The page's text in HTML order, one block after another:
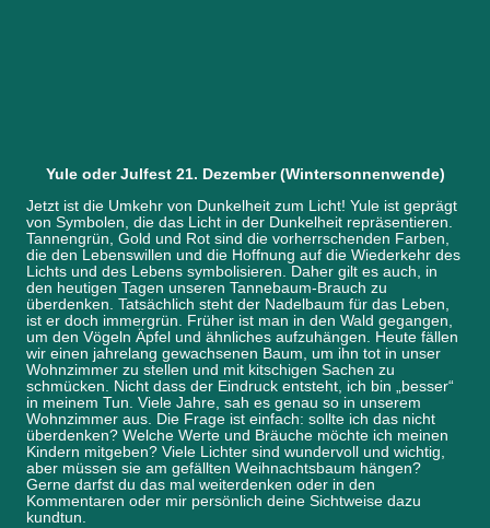
Yule oder Julfest 21. Dezember (Wintersonnenwende)
Jetzt ist die Umkehr von Dunkelheit zum Licht! Yule ist geprägt
von Symbolen, die das Licht in der Dunkelheit repräsentieren.
Tannengrün, Gold und Rot sind die vorherrschenden Farben,
die den Lebenswillen und die Hoffnung auf die Wiederkehr des
Lichts und des Lebens symbolisieren. Daher gilt es auch, in
den heutigen Tagen unseren Tannebaum-Brauch zu
überdenken. Tatsächlich steht der Nadelbaum für das Leben,
ist er doch immergrün. Früher ist man in den Wald gegangen,
um den Vögeln Äpfel und ähnliches aufzuhängen. Heute fällen
wir einen jahrelang gewachsenen Baum, um ihn tot in unser
Wohnzimmer zu stellen und mit kitschigen Sachen zu
schmücken. Nicht dass der Eindruck entsteht, ich bin „besser“
in meinem Tun. Viele Jahre, sah es genau so in unserem
Wohnzimmer aus. Die Frage ist einfach: sollte ich das nicht
überdenken? Welche Werte und Bräuche möchte ich meinen
Kindern mitgeben? Viele Lichter sind wundervoll und wichtig,
aber müssen sie am gefällten Weihnachtsbaum hängen?
Gerne darfst du das mal weiterdenken oder in den
Kommentaren oder mir persönlich deine Sichtweise dazu
kundtun.